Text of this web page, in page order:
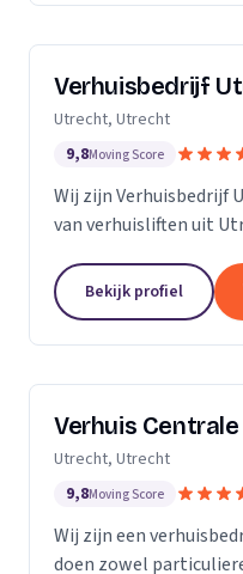
Verhuisbedrijf
Utrecht, Utrecht
9,8Moving Score
Wij zijn Verhuisbedrijf
van verhuisliften uit
Bekijk profiel
Verhuis
Utrecht, Utrecht
9,8Moving Score
Wij zijn een
doen zowel